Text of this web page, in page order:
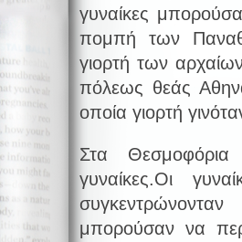
γυναίκες
πομπή των
γιορτή των
πόλεως θεάς
οποία γιορτή
Στα
γυναίκες.Οι
μπορούσαν να